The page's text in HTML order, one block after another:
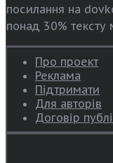
посилання на
понад 30%
Про проект
Реклама
Підтримати
Для авторів
Договір